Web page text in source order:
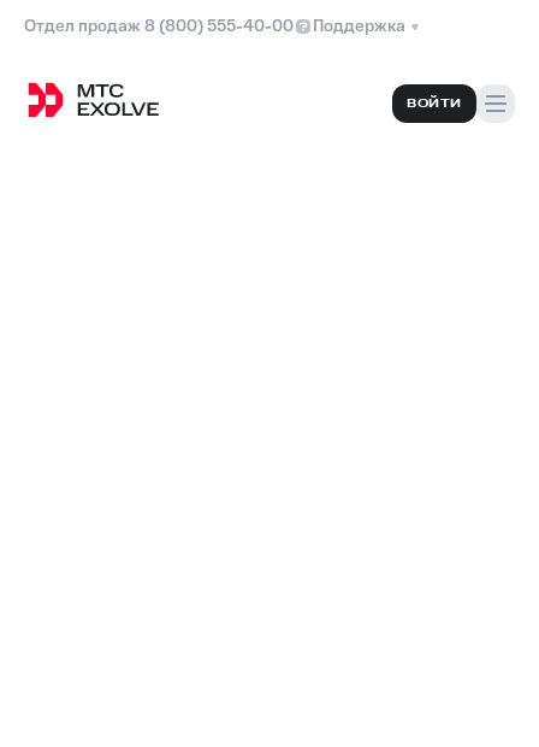
Отдел продаж 8 (800) 555-40-00 Поддержка
ВОЙТИ